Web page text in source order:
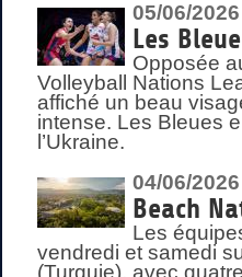
05/06/2026
Les
Opposée
Volleyball Nations
affiché un beau
intense. Les Bleues
l’Ukraine.
04/06/2026
Beach
Les
vendredi et samedi
(Turquie), avec